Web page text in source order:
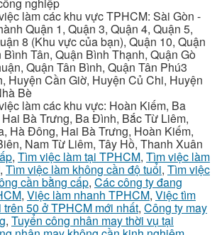
làm các khu vực TPHCM: Sài Gòn -
Quận 1, Quận 3, Quận 4, Quận 5,
8 (Khu vực của bạn), Quận 10, Quận
Bình Tân, Quận Bình Thạnh, Quận Gò
Quận Tân Bình, Quận Tân Phú3
Huyện Cần Giờ, Huyện Củ Chi, Huyện
Bè
làm các khu vực: Hoàn Kiếm, Ba
Bà Trưng, Ba Đình, Bắc Từ Liêm,
Hà Đông, Hai Bà Trưng, Hoàn Kiếm,
Nam Từ Liêm, Tây Hồ, Thanh Xuân
, Tìm việc làm tại TPHCM, Tìm việc làm
, Tìm việc làm không cần độ tuổi, Tìm việc
cần bằng cấp, Các công ty đang
, Việc làm nhanh TPHCM, Việc tìm
50 ở TPHCM mới nhất, Công ty may
, Tuyển công nhân may thời vụ tại